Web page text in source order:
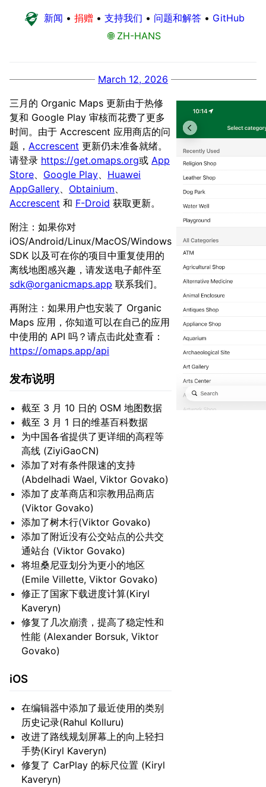
新闻 • 捐赠 • 支持我们 • 问题和解答 • GitHub
🌐 ZH-HANS
March 12, 2026
三月的 Organic Maps 更新由于热修
复和 Google Play 审核而花费了更多
时间。由于 Accrescent 应用商店的问
题， Accrescent 更新仍未准备就绪。
请登录 https://get.omaps.org或 App
Store、 Google Play、 Huawei
AppGallery、 Obtainium、
Accrescent 和 F-Droid 获取更新。
附注：如果你对
iOS/Android/Linux/MacOS/Windows
SDK 以及可在你的项目中重复使用的
离线地图感兴趣，请发送电子邮件至
sdk@organicmaps.app 联系我们。
再附注：如果用户也安装了 Organic
Maps 应用，你知道可以在自己的应用
中使用的 API 吗？请点击此处查看：
https://omaps.app/api
发布说明
截至 3 月 10 日的 OSM 地图数据
截至 3 月 1 日的维基百科数据
为中国各省提供了更详细的高程等
高线 (ZiyiGaoCN)
添加了对有条件限速的支持
(Abdelhadi Wael, Viktor Govako)
添加了皮革商店和宗教用品商店
(Viktor Govako)
添加了树木行(Viktor Govako)
添加了附近没有公交站点的公共交
通站台 (Viktor Govako)
将坦桑尼亚划分为更小的地区
(Emile Villette, Viktor Govako)
修正了国家下载进度计算(Kiryl
Kaveryn)
修复了几次崩溃，提高了稳定性和
性能 (Alexander Borsuk, Viktor
Govako)
iOS
在编辑器中添加了最近使用的类别
历史记录(Rahul Kolluru)
改进了路线规划屏幕上的向上轻扫
手势(Kiryl Kaveryn)
修复了 CarPlay 的标尺位置 (Kiryl
Kaveryn)